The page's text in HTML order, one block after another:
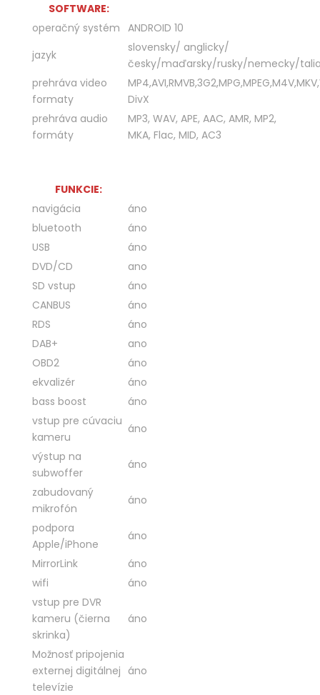
SOFTWARE:
operačný systém ANDROID 10
jazyk
slovensky/ anglicky/
česky/maďarsky/rusky/nemecky/
prehráva video
formaty
DivX
prehráva audio
formáty
MP3, WAV, APE, AAC, AMR, MP2,
MKA, Flac, MID, AC3
FUNKCIE:
navigácia
áno
bluetooth
áno
USB
áno
DVD/CD
ano
SD vstup
áno
CANBUS
áno
RDS
áno
DAB+
ano
OBD2
áno
ekvalizér
áno
bass boost
áno
vstup pre cúvaciu
kameru
áno
výstup na
subwoffer
áno
zabudovaný
mikrofón
áno
podpora
Apple/iPhone
áno
MirrorLink
áno
wifi
áno
vstup pre DVR
kameru (čierna
skrinka)
áno
Možnosť pripojenia
externej digitálnej
televízie
áno